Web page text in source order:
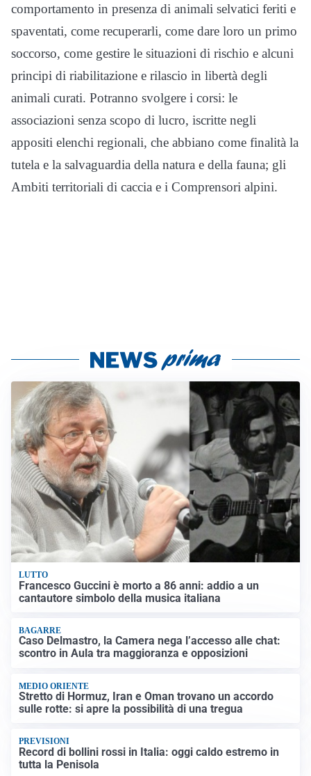
comportamento in presenza di animali selvatici feriti e
spaventati, come recuperarli, come dare loro un primo
soccorso, come gestire le situazioni di rischio e alcuni
principi di riabilitazione e rilascio in libertà degli
animali curati. Potranno svolgere i corsi: le
associazioni senza scopo di lucro, iscritte negli
appositi elenchi regionali, che abbiano come finalità la
tutela e la salvaguardia della natura e della fauna; gli
Ambiti territoriali di caccia e i Comprensori alpini.
LUTTO
Francesco Guccini è morto a 86 anni: addio a un
cantautore simbolo della musica italiana
BAGARRE
Caso Delmastro, la Camera nega l’accesso alle chat:
scontro in Aula tra maggioranza e opposizioni
MEDIO ORIENTE
Stretto di Hormuz, Iran e Oman trovano un accordo
sulle rotte: si apre la possibilità di una tregua
PREVISIONI
Record di bollini rossi in Italia: oggi caldo estremo in
tutta la Penisola